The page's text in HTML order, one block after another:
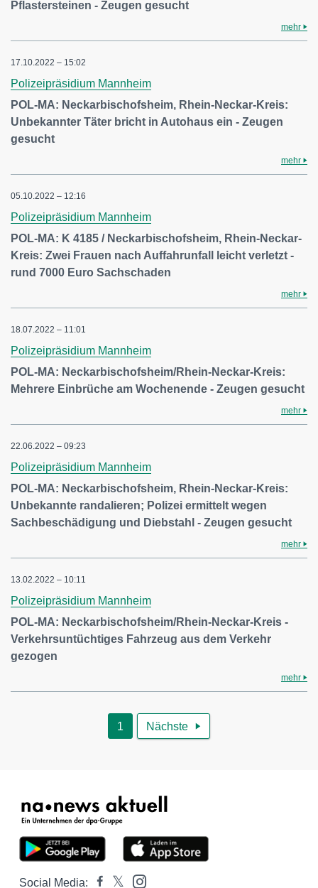
Pflastersteinen - Zeugen gesucht
mehr
17.10.2022 – 15:02
Polizeipräsidium Mannheim
POL-MA: Neckarbischofsheim, Rhein-Neckar-Kreis:
Unbekannter Täter bricht in Autohaus ein - Zeugen
gesucht
mehr
05.10.2022 – 12:16
Polizeipräsidium Mannheim
POL-MA: K 4185 / Neckarbischofsheim, Rhein-Neckar-
Kreis: Zwei Frauen nach Auffahrunfall leicht verletzt -
rund 7000 Euro Sachschaden
mehr
18.07.2022 – 11:01
Polizeipräsidium Mannheim
POL-MA: Neckarbischofsheim/Rhein-Neckar-Kreis:
Mehrere Einbrüche am Wochenende - Zeugen gesucht
mehr
22.06.2022 – 09:23
Polizeipräsidium Mannheim
POL-MA: Neckarbischofsheim, Rhein-Neckar-Kreis:
Unbekannte randalieren; Polizei ermittelt wegen
Sachbeschädigung und Diebstahl - Zeugen gesucht
mehr
13.02.2022 – 10:11
Polizeipräsidium Mannheim
POL-MA: Neckarbischofsheim/Rhein-Neckar-Kreis -
Verkehrsuntüchtiges Fahrzeug aus dem Verkehr
gezogen
mehr
1 Nächste 
Social Media: